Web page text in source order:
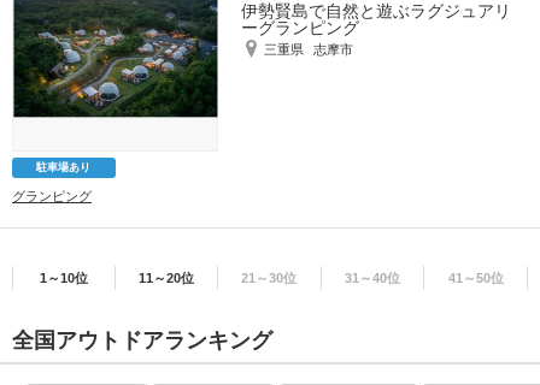
伊勢賢島で自然と遊ぶラグジュアリ
ーグランピング
三重県 志摩市
駐車場あり
グランピング
1～10位 11～20位 21～30位 31～40位 41～50位
全国アウトドアランキング